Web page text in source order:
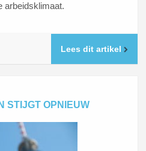
arbeidsklimaat.
Lees dit artikel
STIJGT OPNIEUW